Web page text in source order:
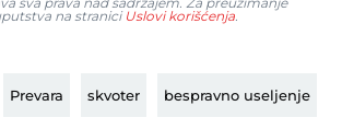
na stranici Uslovi korišćenja
Prevara skvoter bespravno useljenje